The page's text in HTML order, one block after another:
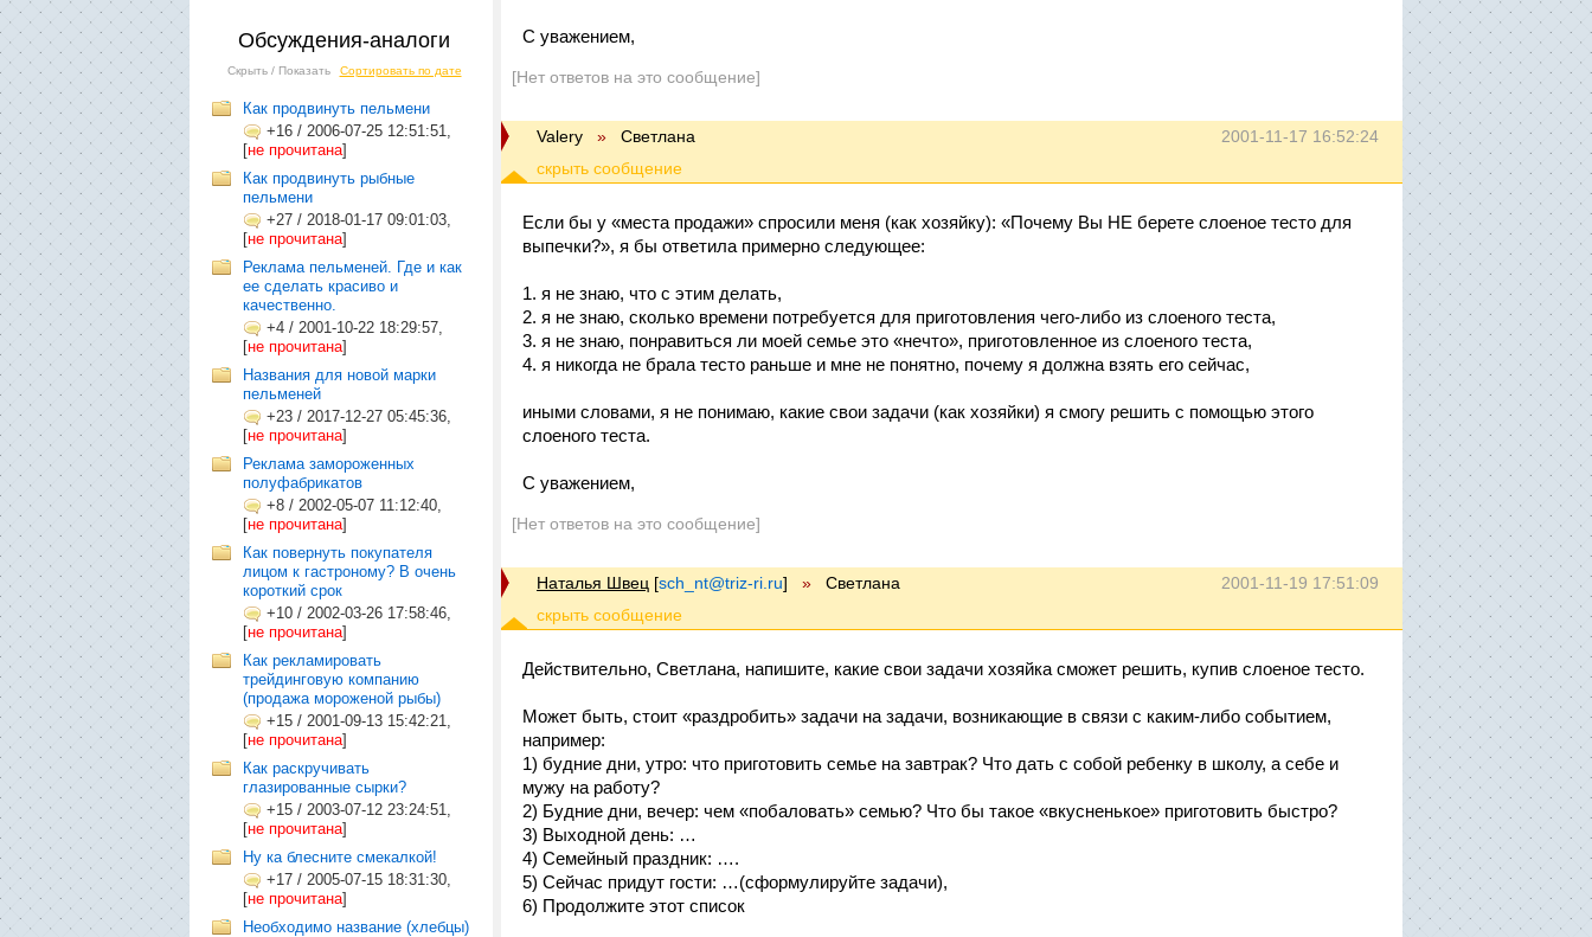
Обсуждения-аналоги
Скрыть / Показать Сортировать по дате
Как продвинуть пельмени
+16 / 2006-07-25 12:51:51,
[не прочитана]
Как продвинуть рыбные
пельмени
+27 / 2018-01-17 09:01:03,
[не прочитана]
Реклама пельменей. Где и как
ее сделать красиво и
качественно.
+4 / 2001-10-22 18:29:57,
[не прочитана]
Названия для новой марки
пельменей
+23 / 2017-12-27 05:45:36,
[не прочитана]
Реклама замороженных
полуфабрикатов
+8 / 2002-05-07 11:12:40,
[не прочитана]
Как повернуть покупателя
лицом к гастроному? В очень
короткий срок
+10 / 2002-03-26 17:58:46,
[не прочитана]
Как рекламировать
трейдинговую компанию
(продажа мороженой рыбы)
+15 / 2001-09-13 15:42:21,
[не прочитана]
Как раскручивать
глазированные сырки?
+15 / 2003-07-12 23:24:51,
[не прочитана]
Ну ка блесните смекалкой!
+17 / 2005-07-15 18:31:30,
[не прочитана]
Необходимо название (хлебцы)
С уважением,
[Нет ответов на это сообщение]
2001-11-17 16:52:24
Valery » Cветлана
Если бы у «места продажи» спросили меня (как хозяйку): «Почему Вы НЕ берете слоеное тесто для
выпечки?», я бы ответила примерно следующее:
1. я не знаю, что с этим делать,
2. я не знаю, сколько времени потребуется для приготовления чего-либо из слоеного теста,
3. я не знаю, понравиться ли моей семье это «нечто», приготовленное из слоеного теста,
4. я никогда не брала тесто раньше и мне не понятно, почему я должна взять его сейчас,
иными словами, я не понимаю, какие свои задачи (как хозяйки) я смогу решить с помощью этого
слоеного теста.
С уважением,
[Нет ответов на это сообщение]
2001-11-19 17:51:09
Наталья Швец [sch_nt@triz-ri.ru] » Cветлана
Действительно, Светлана, напишите, какие свои задачи хозяйка сможет решить, купив слоеное тесто.
Может быть, стоит «раздробить» задачи на задачи, возникающие в связи с каким-либо событием,
например:
1) будние дни, утро: что приготовить семье на завтрак? Что дать с собой ребенку в школу, а себе и
мужу на работу?
2) Будние дни, вечер: чем «побаловать» семью? Что бы такое «вкусненькое» приготовить быстро?
3) Выходной день: …
4) Семейный праздник: ….
5) Сейчас придут гости: …(сформулируйте задачи),
6) Продолжите этот список